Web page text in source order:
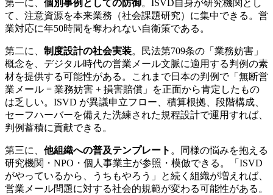
第一に、 個別事例としての防御。ISVD自身が研究機関とし
て、注意資源を本来業務（社会課題研究）に集中できる。営
業対応に年50時間を奪われない自衛策である。
第二に、 制度設計の社会実装。民法第709条の「業務妨害」
概念を、デジタル時代の営業メール文脈に適用する判例の素
材を提供する可能性がある。これまで日本の判例で「無断営
業メール = 業務妨害 + 損害賠償」を正面から肯定したもの
は乏しい。ISVD が異議申立フロー、積算根拠、段階構成、
セーフハーバーを備えた洗練された規程設計で運用すれば、
判例蓄積に貢献できる。
第三に、 他組織への普及テンプレート 。同様の悩みを抱える
研究機関・NPO・個人事業主が参照・模倣できる。「ISVD
がやっているから、うちもやろう」と続く組織が増えれば、
営業メール問題に対する社会的規範が変わる可能性がある。